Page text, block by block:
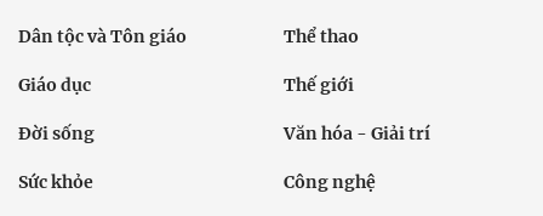
Dân tộc và Tôn giáo Thể thao
Giáo dục Thế giới
Đời sống Văn hóa - Giải trí
Sức khỏe Công nghệ